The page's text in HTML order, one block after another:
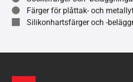
Färger för plåttak- och
Silikonhartsfärger och -